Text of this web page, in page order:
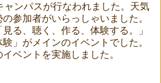
ャンパスが行なわれました。天気
参加者がいらっしゃいました。
る、聴く、作る、体験する。」
」がメインのイベントでした。
ベントを実施しました。